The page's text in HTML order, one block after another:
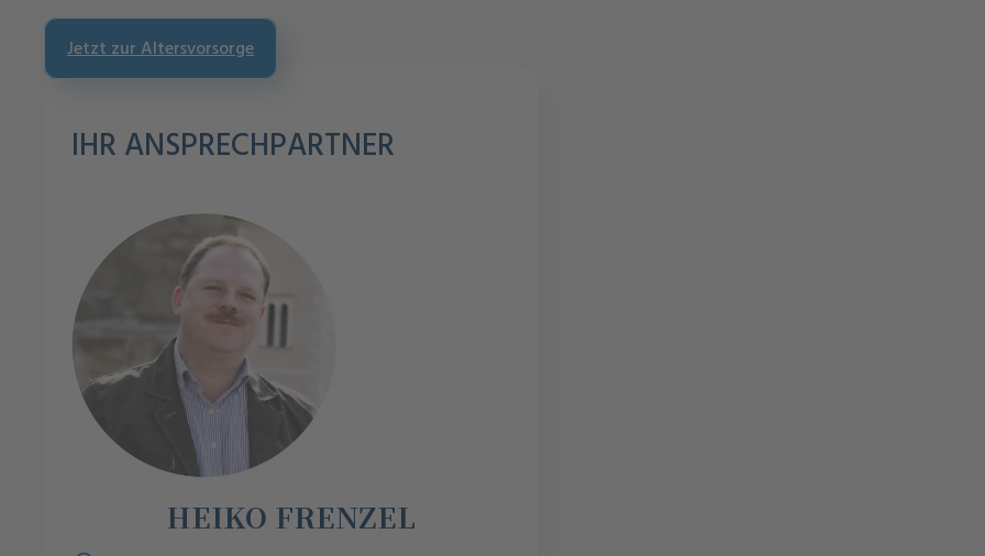
Jetzt zur Altersvorsorge
IHR ANSPRECHPARTNER
HEIKO FRENZEL